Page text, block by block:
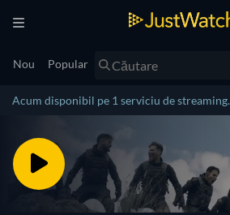
Nou Popular
Acum disponibil pe 1 serviciu de streaming.